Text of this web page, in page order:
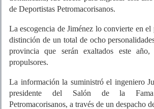
de Deportistas Petromacorisanos.
La escogencia de Jiménez lo convierte en
distinción de un total de ocho
provincia que serán exaltados este
propulsores.
La información la suministró el ingeniero
presidente del Salón de la
Petromacorisanos, a través de un despacho